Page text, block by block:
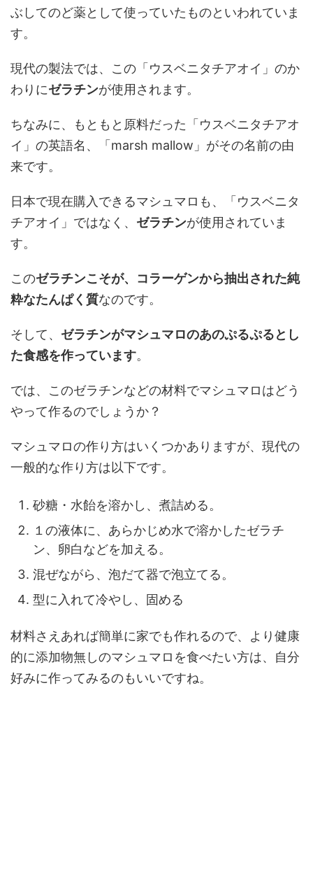
ぶしてのど薬として使っていたものといわれていま
す。
現代の製法では、この「ウスベニタチアオイ」のか
わりにゼラチンが使用されます。
ちなみに、もともと原料だった「ウスベニタチアオ
イ」の英語名、「marsh mallow」がその名前の由
来です。
日本で現在購入できるマシュマロも、「ウスベニタ
チアオイ」ではなく、 ゼラチンが使用されていま
す。
このゼラチンこそが、コラーゲンから抽出された純
粋なたんぱく質なのです。
そして、 ゼラチンがマシュマロのあのぷるぷるとし
た食感を作っています。
では、このゼラチンなどの材料でマシュマロはどう
やって作るのでしょうか？
マシュマロの作り方はいくつかありますが、現代の
一般的な作り方は以下です。
砂糖・水飴を溶かし、煮詰める。
１の液体に、あらかじめ水で溶かしたゼラチ
ン、卵白などを加える。
混ぜながら、泡だて器で泡立てる。
型に入れて冷やし、固める
材料さえあれば簡単に家でも作れるので、より健康
的に添加物無しのマシュマロを食べたい方は、自分
好みに作ってみるのもいいですね。